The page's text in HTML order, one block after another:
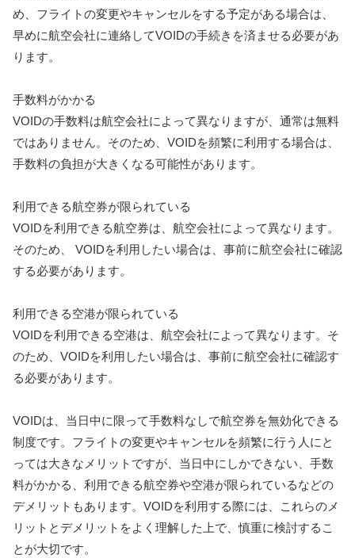
め、フライトの変更やキャンセルをする予定がある場合は、
早めに航空会社に連絡してVOIDの手続きを済ませる必要があ
ります。
手数料がかかる
VOIDの手数料は航空会社によって異なりますが、通常は無料
ではありません。そのため、VOIDを頻繁に利用する場合は、
手数料の負担が大きくなる可能性があります。
利用できる航空券が限られている
VOIDを利用できる航空券は、航空会社によって異なります。
そのため、 VOIDを利用したい場合は、事前に航空会社に確認
する必要があります。
利用できる空港が限られている
VOIDを利用できる空港は、航空会社によって異なります。そ
のため、VOIDを利用したい場合は、事前に航空会社に確認す
る必要があります。
VOIDは、当日中に限って手数料なしで航空券を無効化できる
制度です。フライトの変更やキャンセルを頻繁に行う人にと
っては大きなメリットですが、当日中にしかできない、手数
料がかかる、利用できる航空券や空港が限られているなどの
デメリットもあります。VOIDを利用する際には、これらのメ
リットとデメリットをよく理解した上で、慎重に検討するこ
とが大切です。